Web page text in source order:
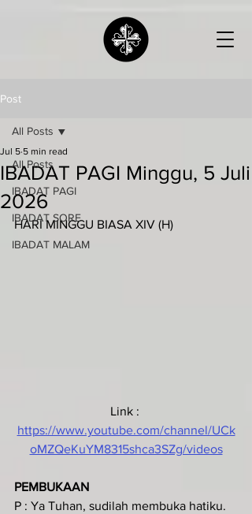
Post
All Posts
IBADAT PAGI
IBADAT SORE
IBADAT MALAM
All Posts
IBADAT PAGI Minggu, 5 Juli
2026
Jul 5 5 min read
HARI MINGGU BIASA XIV (H)
Link :
https://www.youtube.com/channel/UCk
oMZQeKuYM8315shca3SZg/videos
PEMBUKAAN
P : Ya Tuhan, sudilah membuka hatiku.